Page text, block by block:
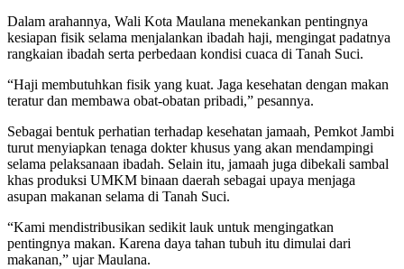
Dalam arahannya, Wali Kota Maulana menekankan pentingnya
kesiapan fisik selama menjalankan ibadah haji, mengingat padatnya
rangkaian ibadah serta perbedaan kondisi cuaca di Tanah Suci.
“Haji membutuhkan fisik yang kuat. Jaga kesehatan dengan makan
teratur dan membawa obat-obatan pribadi,” pesannya.
Sebagai bentuk perhatian terhadap kesehatan jamaah, Pemkot Jambi
turut menyiapkan tenaga dokter khusus yang akan mendampingi
selama pelaksanaan ibadah. Selain itu, jamaah juga dibekali sambal
khas produksi UMKM binaan daerah sebagai upaya menjaga
asupan makanan selama di Tanah Suci.
“Kami mendistribusikan sedikit lauk untuk mengingatkan
pentingnya makan. Karena daya tahan tubuh itu dimulai dari
makanan,” ujar Maulana.